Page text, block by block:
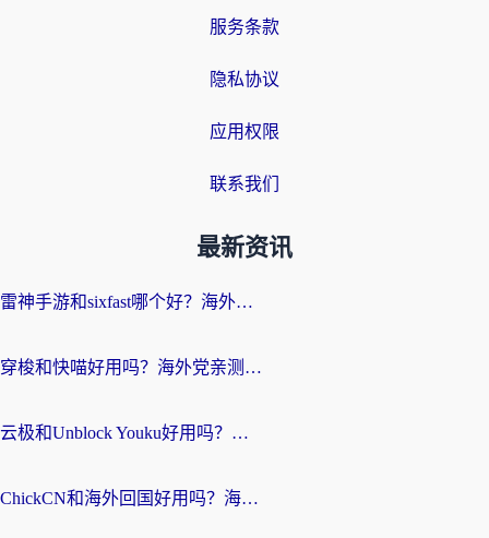
服务条款
隐私协议
应用权限
联系我们
最新资讯
雷神手游和sixfast哪个好？海外党亲测3款回国加速器，教你选对不踩坑
穿梭和快喵好用吗？海外党亲测：小众加速器对比+番茄加速器深度体验
云极和Unblock Youku好用吗？海外党亲测+2026回国加速器避坑指南
ChickCN和海外回国好用吗？海外党2026亲测：从手游到影音，选对加速器的3个关键